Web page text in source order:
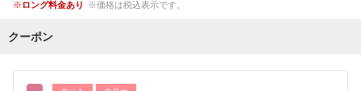
ロング料金あり 価格は税込表示です。
クーポン